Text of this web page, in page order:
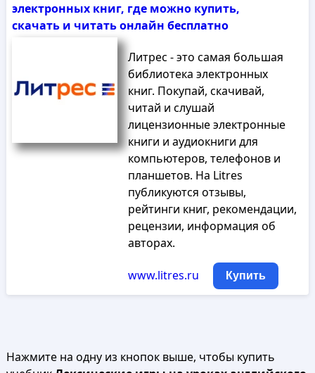
электронных книг, где можно купить,
скачать и читать онлайн бесплатно
Литрес - это самая большая
библиотека электронных
книг. Покупай, скачивай,
читай и слушай
лицензионные электронные
книги и аудиокниги для
компьютеров, телефонов и
планшетов. На Litres
публикуются отзывы,
рейтинги книг, рекомендации,
рецензии, информация об
авторах.
www.litres.ru Купить
Нажмите на одну из кнопок выше, чтобы купить